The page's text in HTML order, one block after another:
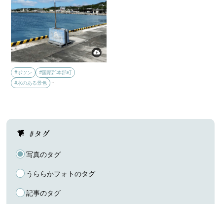
#ポツン
#国頭郡本部町
#水のある景色
#タグ
写真のタグ
うららかフォトのタグ
記事のタグ